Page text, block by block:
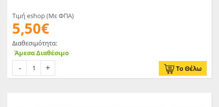
Τιμή eshop (Με ΦΠΑ)
5,50€
Διαθεσιμότητα:
Άμεσα Διαθέσιμο
Το Θέλω